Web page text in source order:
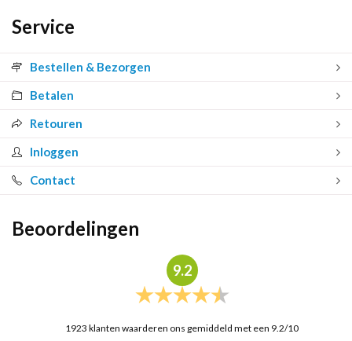
Service
Bestellen & Bezorgen
Betalen
Retouren
Inloggen
Contact
Beoordelingen
9.2
1923 klanten waarderen ons gemiddeld met een 9.2/10